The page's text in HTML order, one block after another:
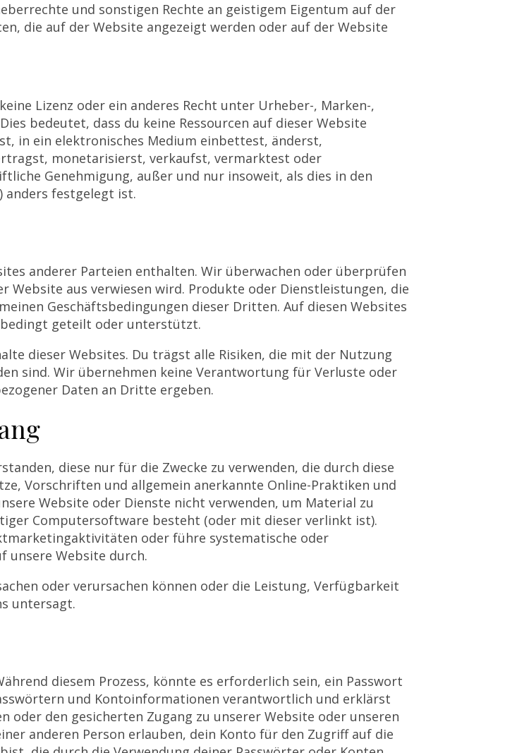
und sonstigen Rechte an geistigem Eigentum auf der
die auf der Website angezeigt werden oder auf der Website
Lizenz oder ein anderes Recht unter Urheber-, Marken-,
bedeutet, dass du keine Ressourcen auf dieser Website
in ein elektronisches Medium einbettest, änderst,
monetarisierst, verkaufst, vermarktest oder
Genehmigung, außer und nur insoweit, als dies in den
anders festgelegt ist.
anderer Parteien enthalten. Wir überwachen oder überprüfen
Website aus verwiesen wird. Produkte oder Dienstleistungen, die
Geschäftsbedingungen dieser Dritten. Auf diesen Websites
geteilt oder unterstützt.
dieser Websites. Du trägst alle Risiken, die mit der Nutzung
sind. Wir übernehmen keine Verantwortung für Verluste oder
Daten an Dritte ergeben.
diese nur für die Zwecke zu verwenden, die durch diese
Vorschriften und allgemein anerkannte Online-Praktiken und
Website oder Dienste nicht verwenden, um Material zu
Computersoftware besteht (oder mit dieser verlinkt ist).
oder führe systematische oder
unsere Website durch.
oder verursachen können oder die Leistung, Verfügbarkeit
untersagt.
diesem Prozess, könnte es erforderlich sein, ein Passwort
und Kontoinformationen verantwortlich und erklärst
den gesicherten Zugang zu unserer Website oder unseren
anderen Person erlauben, dein Konto für den Zugriff auf die